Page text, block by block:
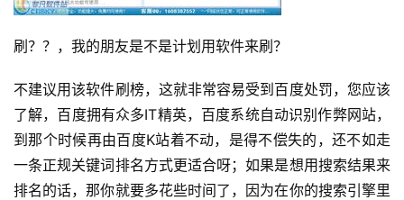
刷？？，我的朋友是不是计划用软件来刷？
不建议用该软件刷榜，这就非常容易受到百度处罚，您应该
了解，百度拥有众多IT精英，百度系统自动识别作弊网站，
到那个时候再由百度K站着不动，是得不偿失的，还不如走
一条正规关键词排名方式更适合呀；如果是想用搜索结果来
排名的话，那你就要多花些时间了，因为在你的搜索引擎里